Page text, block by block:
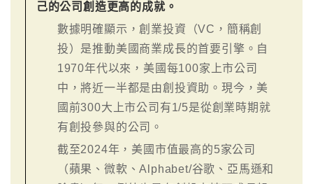
己的公司創造更高的成就。
數據明確顯示，創業投資（VC，簡稱創
投）是推動美國商業成長的首要引擎。自
1970年代以來，美國每100家上市公司
中，將近一半都是由創投資助。現今，美
國前300大上市公司有1/5是從創業時期就
有創投參與的公司。
截至2024年，美國市值最高的5家公司
（蘋果、微軟、Alphabet/谷歌、亞馬遜和